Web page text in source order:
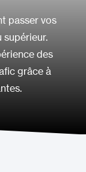
passer vos
supérieur.
des
grâce à